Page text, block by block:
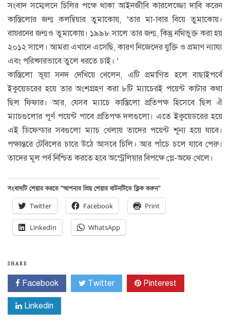
সংবাদ সম্মেলনে চিলির পক্ষে থাকা আইনজীবি কারলেজ্জো দাবি করেন
কাস্তিলোর জন্ম কলম্বিয়ার তুমাকোয়, ‘তার মা-াবার বিয়ে তুমাকোয়।
বায়রনের জন্মও তুমাকোয়। ১৯৯৮ সালে তার জন্ম, কিন্তু নথিভুক্ত করা হয়
২০১২ সালে। আমরা এখানে এসেছি, কারণ নিজেদের যুক্তি ও প্রমাণ ন্যায্য
এবং পরিষ্কারভাবে তুলে ধরতে চাই। ’
কাস্তিলো ভূয়া সনদ দেখিয়ে খেলেন, এটি প্রমাণিত হলে বাছাইপর্বে
ইকুয়েডরের হয়ে তার অংশগ্রহণ করা ৮টি ম্যাচেরই পয়েন্ট কাটার কথা
ছিল ফিফার। আর, যেসব ম্যাচে কাস্তিলো প্রতিপক্ষ হিসেবে ছিল ঐ
ম্যাচগুলোর পূর্ণ পয়েন্ট পাবে প্রতিপক্ষ দলগুলো। এতে ইকুয়েডরের হয়ে
এই ডিফেন্ডার সবগুলো ম্যাচ খেলায় তাদের পয়েন্ট শূন্য হয়ে যাবে।
পক্ষান্তরে টেবিলের চারে উঠে আসবে চিলি। আর পাঁচে চলে যাবে পেরু।
তাদের মূল পর্ব নিশ্চিত করতে হবে অস্ট্রেলিয়ার বিপক্ষে প্লে-অফে খেলে।
সংবাদটি শেয়ার করতে “আপনার প্রিয় শেয়ার বাটনটিতে ক্লিক করুন”
Twitter Facebook Print
LinkedIn WhatsApp
SHARE
Facebook Twitter Pinterest
Linkedin